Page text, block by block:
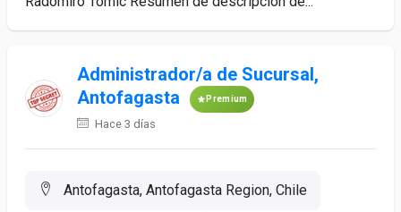
Administrador/a de Sucursal,
Antofagasta
Premium
Hace 3 días
Antofagasta, Antofagasta Region, Chile